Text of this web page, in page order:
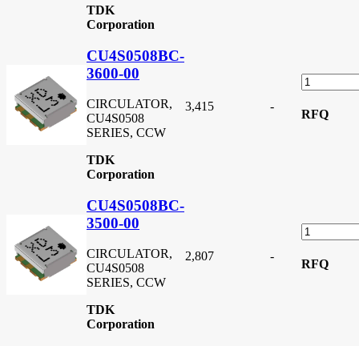
TDK
Corporation
CU4S0508BC-
3600-00
CIRCULATOR,
CU4S0508
SERIES, CCW
TDK
Corporation
3,415 -
RFQ
CU4S0508BC-
3500-00
CIRCULATOR,
CU4S0508
SERIES, CCW
TDK
Corporation
2,807 -
RFQ